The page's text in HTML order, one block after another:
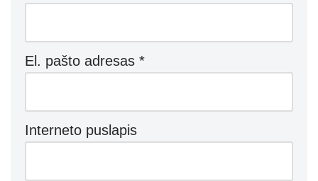
El. pašto adresas *
Interneto puslapis